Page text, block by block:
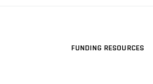
FUNDING RESOURCES